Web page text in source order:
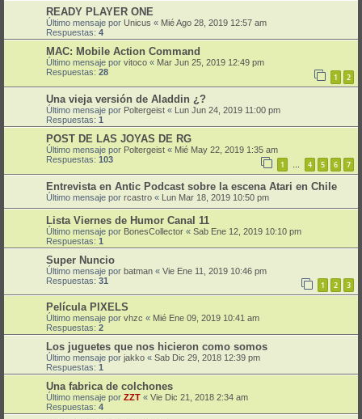
READY PLAYER ONE
Último mensaje por Unicus « Mié Ago 28, 2019 12:57 am
Respuestas: 4
MAC: Mobile Action Command
Último mensaje por vitoco « Mar Jun 25, 2019 12:49 pm
Respuestas: 28 1 2
Una vieja versión de Aladdin ¿?
Último mensaje por Poltergeist « Lun Jun 24, 2019 11:00 pm
Respuestas: 1
POST DE LAS JOYAS DE RG
Último mensaje por Poltergeist « Mié May 22, 2019 1:35 am
Respuestas: 103 1 … 4 5 6 7
Entrevista en Antic Podcast sobre la escena Atari en Chile
Último mensaje por rcastro « Lun Mar 18, 2019 10:50 pm
Lista Viernes de Humor Canal 11
Último mensaje por BonesCollector « Sab Ene 12, 2019 10:10 pm
Respuestas: 1
Super Nuncio
Último mensaje por batman « Vie Ene 11, 2019 10:46 pm
Respuestas: 31 1 2 3
Película PIXELS
Último mensaje por vhzc « Mié Ene 09, 2019 10:41 am
Respuestas: 2
Los juguetes que nos hicieron como somos
Último mensaje por jakko « Sab Dic 29, 2018 12:39 pm
Respuestas: 1
Una fabrica de colchones
Último mensaje por ZZT « Vie Dic 21, 2018 2:34 am
Respuestas: 4